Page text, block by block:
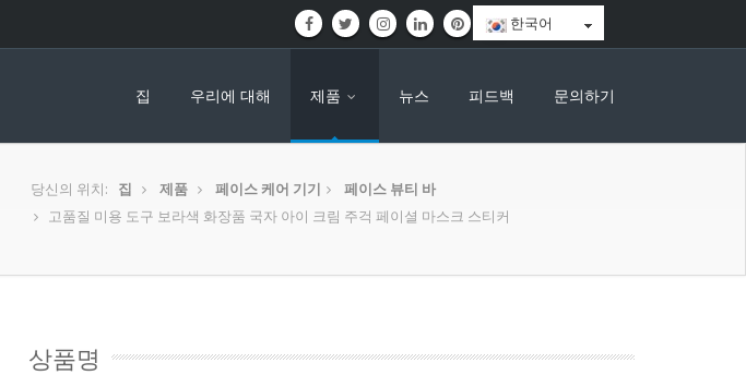
한국어
집 우리에 대해 제품 뉴스 피드백 문의하기
당신의 위치: 집 제품 페이스 케어 기기
페이스 뷰티 바
고품질 미용 도구 보라색 화장품 국자 아이 크림 주걱 페이셜 마스크 스티커
상품명